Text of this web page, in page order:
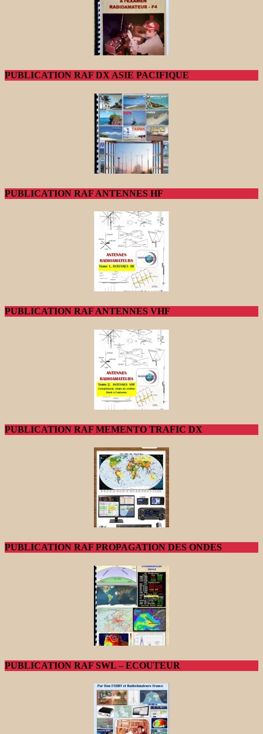
PUBLICATION RAF DX ASIE PACIFIQUE
PUBLICATION RAF ANTENNES HF
PUBLICATION RAF ANTENNES VHF
PUBLICATION RAF MEMENTO TRAFIC DX
PUBLICATION RAF PROPAGATION DES ONDES
PUBLICATION RAF SWL – ECOUTEUR